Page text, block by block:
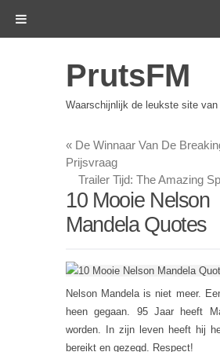
PrutsFM
Waarschijnlijk de leukste site van
« De Winnaar Van De
Prijsvraag
Trailer Tijd: The Amazing
10 Mooie Nelson
Mandela Quotes
Nelson Mandela is niet meer.
heen gegaan. 95 Jaar heeft
worden. In zijn leven heeft hij
bereikt en gezegd. Respect!